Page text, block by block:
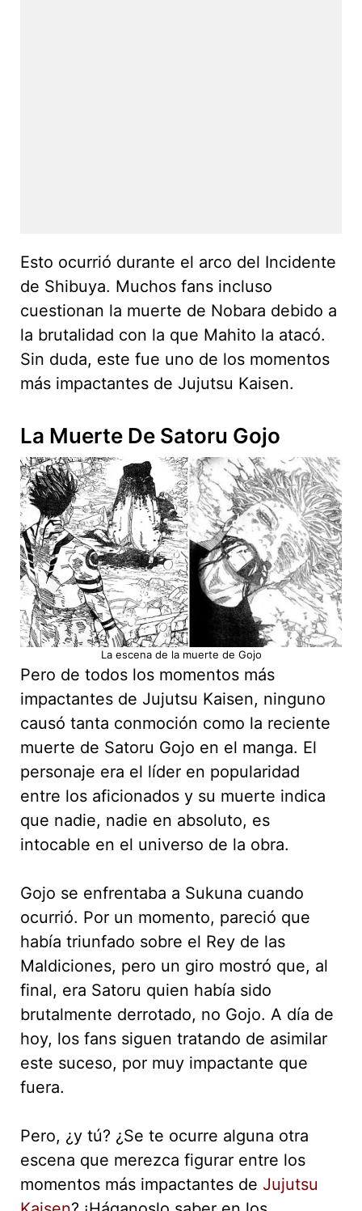
Esto ocurrió durante el arco del Incidente
de Shibuya. Muchos fans incluso
cuestionan la muerte de Nobara debido a
la brutalidad con la que Mahito la atacó.
Sin duda, este fue uno de los momentos
más impactantes de Jujutsu Kaisen.
La Muerte De Satoru Gojo
La escena de la muerte de Gojo
Pero de todos los momentos más
impactantes de Jujutsu Kaisen, ninguno
causó tanta conmoción como la reciente
muerte de Satoru Gojo en el manga. El
personaje era el líder en popularidad
entre los aficionados y su muerte indica
que nadie, nadie en absoluto, es
intocable en el universo de la obra.
Gojo se enfrentaba a Sukuna cuando
ocurrió. Por un momento, pareció que
había triunfado sobre el Rey de las
Maldiciones, pero un giro mostró que, al
final, era Satoru quien había sido
brutalmente derrotado, no Gojo. A día de
hoy, los fans siguen tratando de asimilar
este suceso, por muy impactante que
fuera.
Pero, ¿y tú? ¿Se te ocurre alguna otra
escena que merezca figurar entre los
momentos más impactantes de Jujutsu